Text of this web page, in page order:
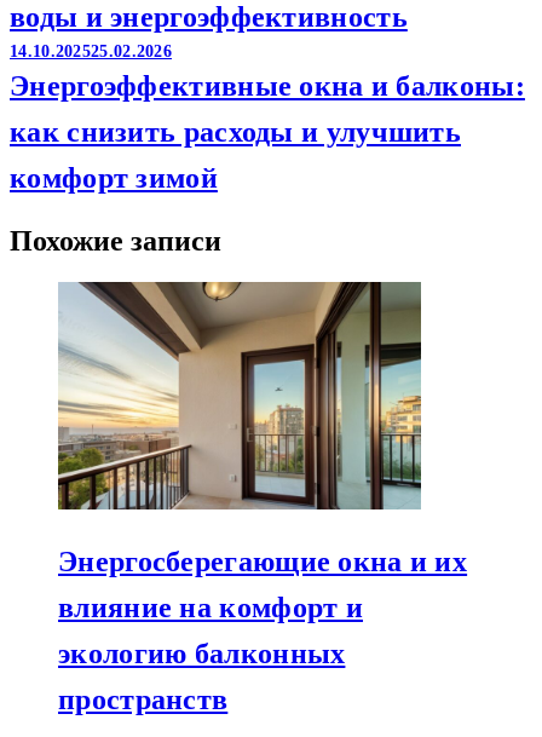
воды и энергоэффективность
14.10.202525.02.2026
Энергоэффективные окна и балконы:
как снизить расходы и улучшить
комфорт зимой
Похожие записи
Энергосберегающие окна и их
влияние на комфорт и
экологию балконных
пространств